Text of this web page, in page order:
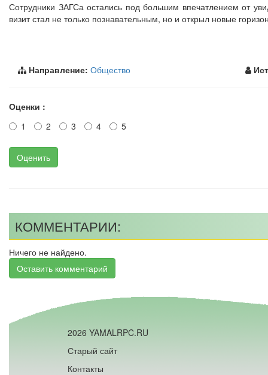
Сотрудники ЗАГСа остались под большим впечатлением от
визит стал не только познавательным, но и открыл новые
Направление: Общество
Оценки :
1
2 3 4 5
Оценить
КОММЕНТАРИИ:
Ничего не найдено.
Оставить комментарий
2026 YAMALRPC.RU
Старый сайт
Контакты